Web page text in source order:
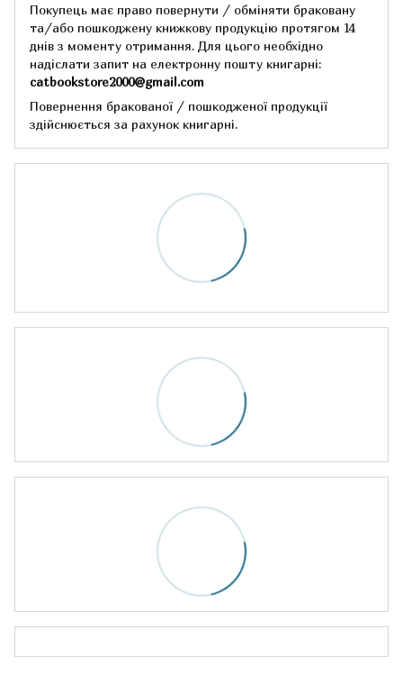
Покупець має право повернути / обміняти браковану
та/або пошкоджену книжкову продукцію протягом 14
днів з моменту отримання. Для цього необхідно
надіслати запит на електронну пошту книгарні:
catbookstore2000@gmail.com
Повернення бракованої / пошкодженої продукції
здійснюється за рахунок книгарні.